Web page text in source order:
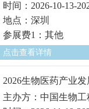
时间：2026-10-13-
地点：深圳
参展费1：其他
点击查看详情
2026生物医药产业发
主办方：中国生物